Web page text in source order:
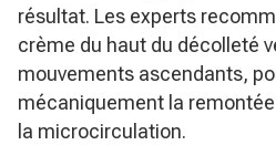
résultat. Les experts
crème du haut du décolleté
mouvements ascendants,
mécaniquement la
la microcirculation.